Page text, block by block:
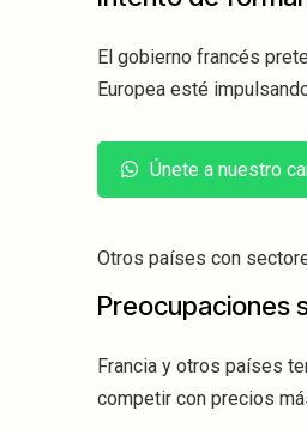
El gobierno francés
Europea esté
Únete a nuestro
Otros países con
Preocupaciones
Francia y otros países
competir con precios